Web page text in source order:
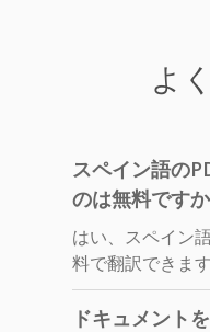
よ
スペイン語の
のは無料です
はい、スペイン
料で翻訳できます
ドキュメント